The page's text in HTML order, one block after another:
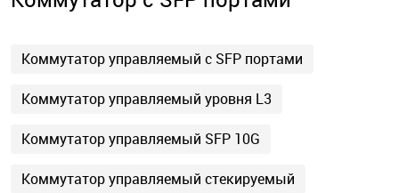
Коммутатор управляемый с SFP портами
Коммутатор управляемый уровня L3
Коммутатор управляемый SFP 10G
Коммутатор управляемый стекируемый